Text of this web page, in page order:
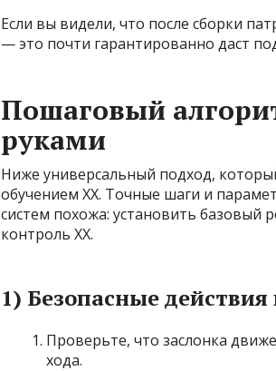
Если вы видели, что после сборки
— это почти гарантированно даст
Пошаговый
руками
Ниже универсальный подход,
обучением ХХ. Точные шаги и
систем похожа: установить
контроль ХХ.
1) Безопасные действия
Проверьте, что заслонка
хода.